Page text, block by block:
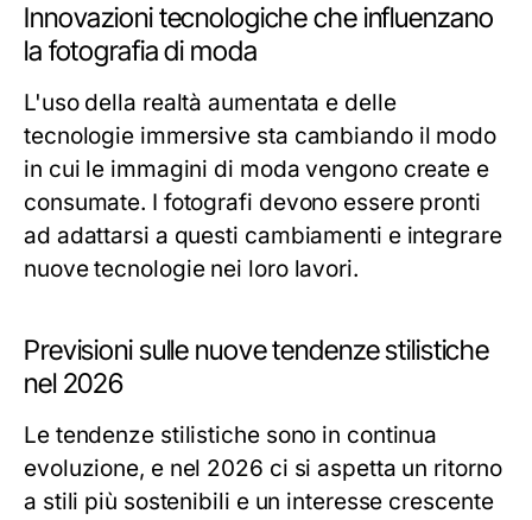
Innovazioni tecnologiche che influenzano
la fotografia di moda
L'uso della realtà aumentata e delle
tecnologie immersive sta cambiando il modo
in cui le immagini di moda vengono create e
consumate. I fotografi devono essere pronti
ad adattarsi a questi cambiamenti e integrare
nuove tecnologie nei loro lavori.
Previsioni sulle nuove tendenze stilistiche
nel 2026
Le tendenze stilistiche sono in continua
evoluzione, e nel 2026 ci si aspetta un ritorno
a stili più sostenibili e un interesse crescente